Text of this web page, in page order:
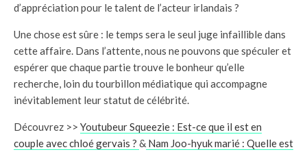
d’appréciation pour le talent de l’acteur irlandais ?
Une chose est sûre : le temps sera le seul juge infaillible dans
cette affaire. Dans l’attente, nous ne pouvons que spéculer et
espérer que chaque partie trouve le bonheur qu’elle
recherche, loin du tourbillon médiatique qui accompagne
inévitablement leur statut de célébrité.
Découvrez >> Youtubeur Squeezie : Est-ce que il est en
couple avec chloé gervais ? & Nam Joo-hyuk marié : Quelle est